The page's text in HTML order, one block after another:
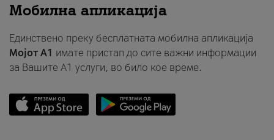
Мобилна апликација
Единствено преку бесплатната мобилна апликација
Мојот A1 имате пристап до сите важни информации
за Вашите A1 услуги, во било кое време.